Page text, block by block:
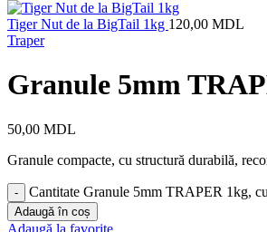
Tiger Nut de la BigTail 1kg 120,00 MDL
Traper
Granule 5mm
50,00 MDL
Granule compacte, cu structură durabilă,
Cantitate Granule 5mm TRAPER 1kg,
Adaugă în coș
Adaugă la favorite